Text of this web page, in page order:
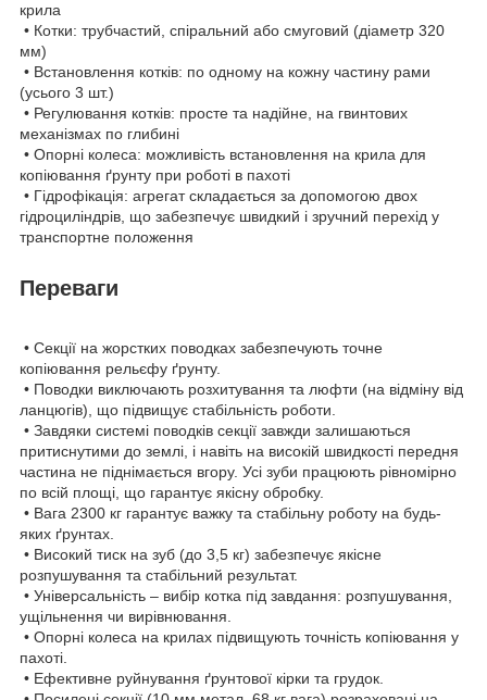
крила
• Котки: трубчастий, спіральний або смуговий (діаметр 320
мм)
• Встановлення котків: по одному на кожну частину рами
(усього 3 шт.)
• Регулювання котків: просте та надійне, на гвинтових
механізмах по глибині
• Опорні колеса: можливість встановлення на крила для
копіювання ґрунту при роботі в пахоті
• Гідрофікація: агрегат складається за допомогою двох
гідроциліндрів, що забезпечує швидкий і зручний перехід у
транспортне положення
Переваги
• Секції на жорстких поводках забезпечують точне
копіювання рельєфу ґрунту.
• Поводки виключають розхитування та люфти (на відміну від
ланцюгів), що підвищує стабільність роботи.
• Завдяки системі поводків секції завжди залишаються
притиснутими до землі, і навіть на високій швидкості передня
частина не піднімається вгору. Усі зуби працюють рівномірно
по всій площі, що гарантує якісну обробку.
• Вага 2300 кг гарантує важку та стабільну роботу на будь-
яких ґрунтах.
• Високий тиск на зуб (до 3,5 кг) забезпечує якісне
розпушування та стабільний результат.
• Універсальність – вибір котка під завдання: розпушування,
ущільнення чи вирівнювання.
• Опорні колеса на крилах підвищують точність копіювання у
пахоті.
• Ефективне руйнування ґрунтової кірки та грудок.